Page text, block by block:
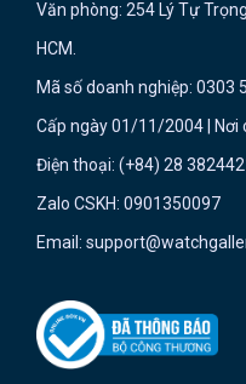
Văn phòng: 254 Lý Tự
HCM.
Mã số doanh nghiệp: 0303
Cấp ngày 01/11/2004 | Nơi
Điện thoại: (+84) 28
Zalo CSKH: 0901350097
Email: